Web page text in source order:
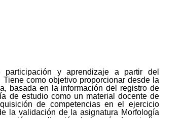
participación y aprendizaje a partir del
como objetivo proporcionar desde la
basada en la información del registro de
de estudio como un material docente de
de competencias en el ejercicio
la validación de la asignatura Morfología